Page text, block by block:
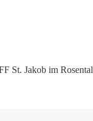
St. Jakob im Rosental